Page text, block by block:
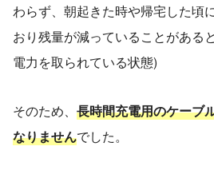
わらず、朝起きた時や帰宅した頃
おり残量が減っていることがある
電力を取られている状態)
そのため、 長時間充電用のケーブ
なりませんでした。